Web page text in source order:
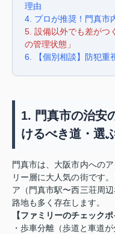
理由
4. プロが推奨！門真市
5. 設備以外でも差がつ
の管理状態」
6. 【個別相談】防犯重
1. 門真市の治安
けるべき道・選
門真市は、大阪市内への
リー層に大人気の街です
ア（門真市駅〜西三荘周
路地も多く存在します。
【ファミリーのチェックポ
・歩車分離（歩道と車道